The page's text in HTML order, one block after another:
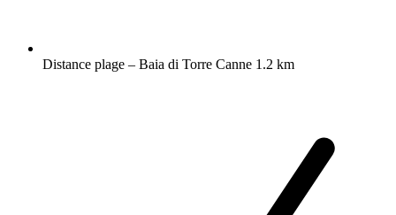
Distance plage – Baia di Torre Canne 1.2 km